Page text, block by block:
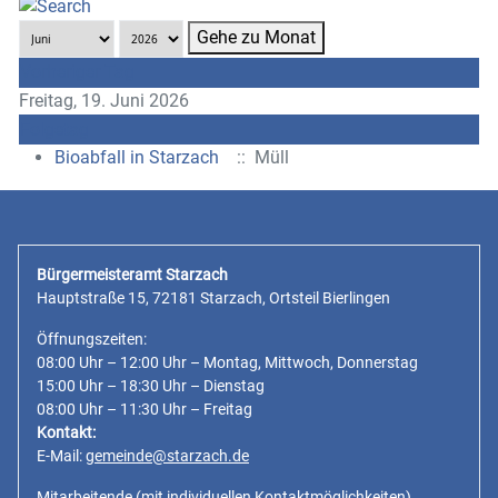
Gehe zu Monat
Freitag, 19. Juni 2026
Bioabfall in Starzach
:: Müll
Bürgermeisteramt Starzach
Hauptstraße 15, 72181 Starzach, Ortsteil Bierlingen
Öffnungszeiten:
08:00 Uhr – 12:00 Uhr – Montag, Mittwoch, Donnerstag
15:00 Uhr – 18:30 Uhr – Dienstag
08:00 Uhr – 11:30 Uhr – Freitag
Kontakt:
E-Mail:gemeinde@starzach.de